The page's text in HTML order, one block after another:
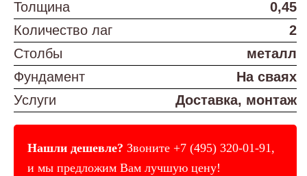
Толщина
0,45
Количество лаг
2
Столбы
металл
Фундамент
На сваях
Услуги
Доставка, монтаж
Нашли дешевле? Звоните +7 (495) 320-01-91,
и мы предложим Вам лучшую цену!